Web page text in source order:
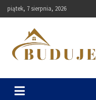
Skip
to
piątek, 7 sierpnia, 2026